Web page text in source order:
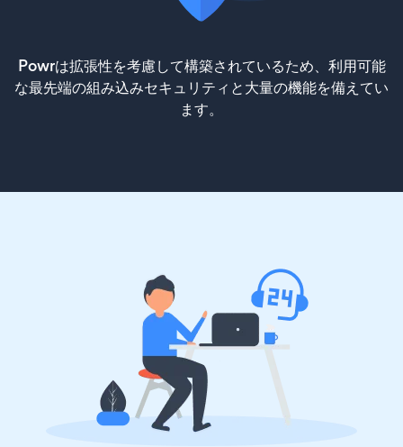
Powrは拡張性を考慮して構築されているため、利用可能
な最先端の組み込みセキュリティと大量の機能を備えてい
ます。